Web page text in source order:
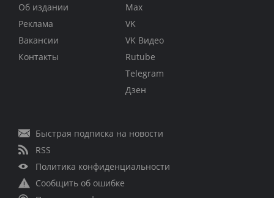
Об издании
Реклама
Вакансии
Контакты
Max
VK
VK Видео
Rutube
Telegram
Дзен
Быстрая подписка на новости
RSS
Политика конфиденциальности
Сообщить об ошибке